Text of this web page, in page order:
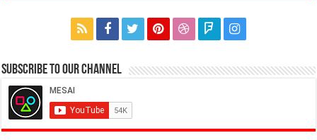
Subscribe to our Channel